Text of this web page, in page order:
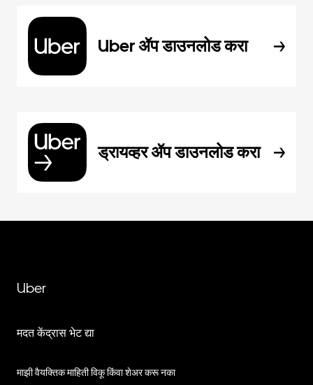
Uber ॲप डाउनलोड करा
ड्रायव्हर ॲप डाउनलोड करा
Uber
मदत केंद्रास भेट द्या
माझी वैयक्तिक माहिती विकू किंवा शेअर करू नका